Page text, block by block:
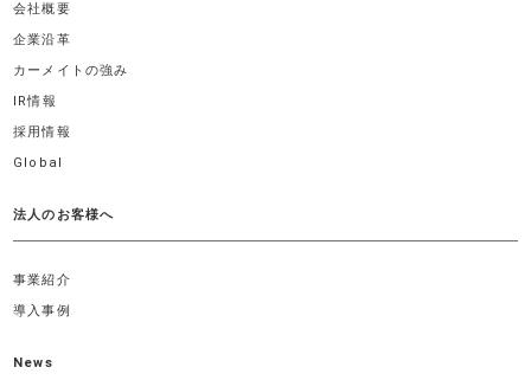
会社概要
企業沿革
カーメイトの強み
IR情報
採用情報
Global
法人のお客様へ
事業紹介
導入事例
News